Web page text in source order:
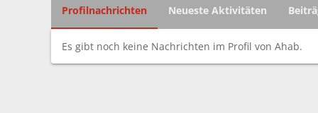
Profilnachrichten Neueste Aktivitäten
Es gibt noch keine Nachrichten im Profil von Ahab.